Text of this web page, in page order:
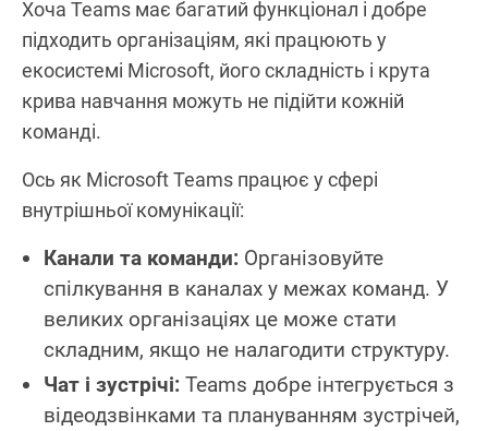
Хоча Teams має багатий функціонал і добре
підходить організаціям, які працюють у
екосистемі Microsoft, його складність і крута
крива навчання можуть не підійти кожній
команді.
Ось як Microsoft Teams працює у сфері
внутрішньої комунікації:
Канали та команди: Організовуйте
спілкування в каналах у межах команд. У
великих організаціях це може стати
складним, якщо не налагодити структуру.
Чат і зустрічі: Teams добре інтегрується з
відеодзвінками та плануванням зустрічей,